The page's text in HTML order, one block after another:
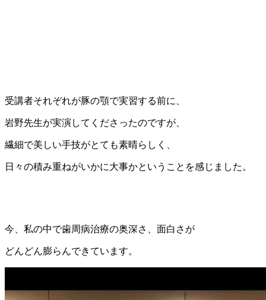
受講者それぞれが豚の顎で実習する前に、
岩野先生が実演してくださったのですが、
繊細で美しい手技がとても素晴らしく、
日々の積み重ねがいかに大事かということを感じました。
今、私の中で歯周病治療の奥深さ、面白さが
どんどん膨らんできています。